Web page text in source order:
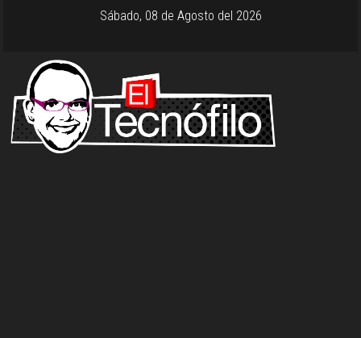
Sábado, 08 de Agosto del 2026